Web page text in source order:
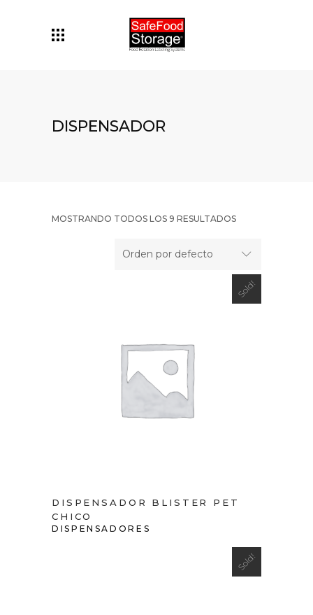
DISPENSADOR
MOSTRANDO TODOS LOS 9 RESULTADOS
Orden por defecto
Sold!
VIEW PRODUCT
DISPENSADOR BLISTER PET
CHICO
DISPENSADORES
Sold!